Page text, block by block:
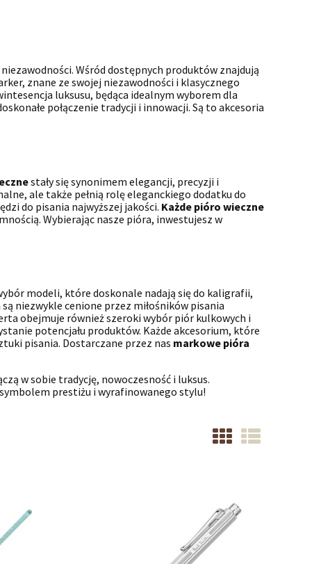
Wśród dostępnych produktów znajdują
znane ze swojej niezawodności i klasycznego
luksusu, będąca idealnym wyborem dla
połączenie tradycji i innowacji. Są to akcesoria
stały się synonimem elegancji, precyzji i
ale także pełnią rolę eleganckiego dodatku do
do pisania najwyższej jakości. Każde pióro wieczne
Wybierając nasze pióra, inwestujesz w
modeli, które doskonale nadają się do kaligrafii,
niezwykle cenione przez miłośników pisania
obejmuje również szeroki wybór piór kulkowych i
potencjału produktów. Każde akcesorium, które
pisania. Dostarczane przez nas markowe pióra
w sobie tradycję, nowoczesność i luksus.
prestiżu i wyrafinowanego stylu!